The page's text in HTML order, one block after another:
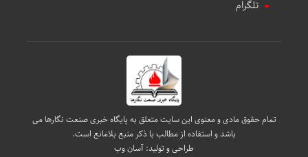
تلگرام
تمام حقوق مادی و معنوی این سایت متعلق به پایگاه خبری صنعت نگارها می
باشد و استفاده از مطالب با ذکر منبع بلامانع است.
طراحی و تولید:آسان وب